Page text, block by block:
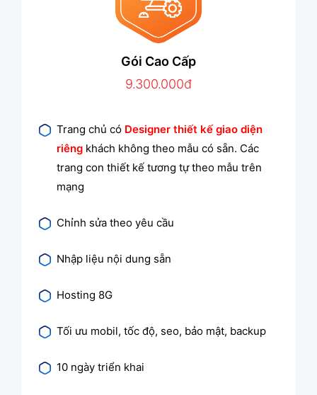
Gói Cao Cấp
9.300.000đ
Trang chủ có Designer thiết kế giao diện
riêng khách không theo mẫu có sẵn. Các
trang con thiết kế tương tự theo mẫu trên
mạng
Chỉnh sửa theo yêu cầu
Nhập liệu nội dung sẵn
Hosting 8G
Tối ưu mobil, tốc độ, seo, bảo mật, backup
10 ngày triển khai